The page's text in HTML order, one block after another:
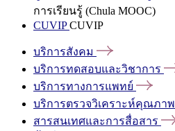
การเรียนรู้ (Chula MOOC)
CUVIPCUVIP
บริการสังคม
บริการทดสอบและวิชาการ
บริการทางการแพทย์
บริการตรวจวิเคราะห์คุณภาพ
สารสนเทศและการสื่อสาร